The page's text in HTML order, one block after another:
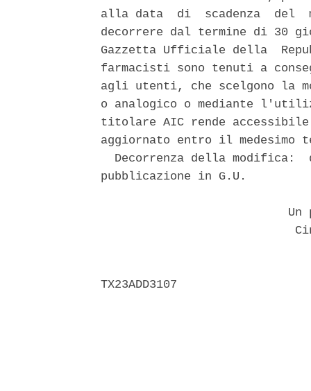
alla data  di  scadenza  del
decorrere dal termine di 30
Gazzetta Ufficiale della
farmacisti sono tenuti a
agli utenti, che scelgono la
o analogico o mediante
titolare AIC rende
aggiornato entro il medesimo
Decorrenza della modifica:
pubblicazione in G.U.
Un